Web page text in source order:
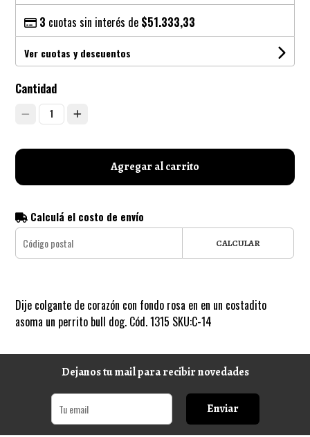
3 cuotas sin interés de $51.333,33
Ver cuotas y descuentos
Cantidad
1
Agregar al carrito
Calculá el costo de envío
CALCULAR
Dije colgante de corazón con fondo rosa en en un costadito
asoma un perrito bull dog. Cód. 1315 SKU:C-14
Dejanos tu mail para recibir novedades
Enviar